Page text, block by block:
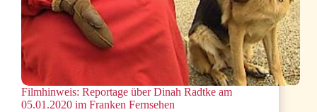
Filmhinweis: Reportage über Dinah Radtke am
05.01.2020 im Franken Fernsehen